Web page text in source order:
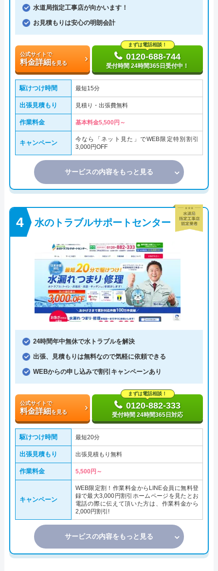
水道局指定工事店が向かいます！
お見積もりは安心の明朗会計
公式サイトで
料金詳細を見る
まずは電話相談！
0120-688-744
受付時間 24時間365日受付中！
駆けつけ時間 最短15分
出張見積もり 見積り・出張費無料
作業料金 基本料金5,500円～
キャンペーン
今なら「ネット見た」でWEB限定特別割引
3,000円OFF
サービスの内容をもっと見る
水のトラブルサポートセンター
24時間年中無休で水トラブルを解決
出張、見積もりは無料なので気軽に依頼できる
WEBからの申し込みで割引キャンペーンあり
公式サイトで
料金詳細を見る
まずは電話相談！
0120-882-333
受付時間 24時間365日対応
駆けつけ時間 最短20分
出張見積もり 出張見積もり無料
作業料金 5,500円～
キャンペーン
WEB限定割！作業料金からLINE会員に無料登
録で最大3,000円割引ホームページを見たとお
電話の際に伝えて頂いた方は、作業料金から
2,000円割引!
サービスの内容をもっと見る